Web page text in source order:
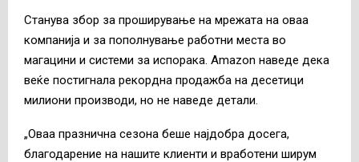
Станува збор за проширување на мрежата на оваа
компанија и за пополнување работни места во
магацини и системи за испорака. Amazon наведе дека
веќе постигнала рекордна продажба на десетици
милиони производи, но не наведе детали.
„Оваа празнична сезона беше најдобра досега,
благодарение на нашите клиенти и вработени ширум